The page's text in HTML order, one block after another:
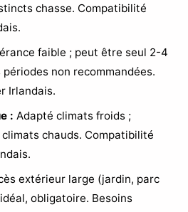
chasse. Compatibilité
faible ; peut être seul 2-4
non recommandées.
Irlandais.
: Adapté climats froids ;
chauds. Compatibilité
extérieur large (jardin, parc
obligatoire. Besoins